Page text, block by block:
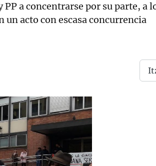
a concentrarse por su parte, a
acto con escasa concurrencia